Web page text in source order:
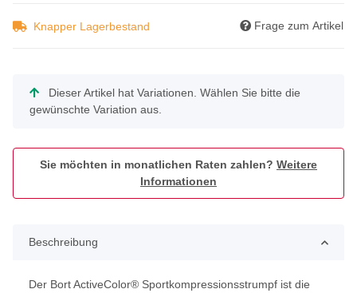
Knapper Lagerbestand Frage zum Artikel
x
Dieser Artikel hat Variationen. Wählen Sie bitte die
gewünschte Variation aus.
Sie möchten in monatlichen Raten zahlen? Weitere
Informationen
Beschreibung
Der Bort ActiveColor® Sportkompressionsstrumpf ist die